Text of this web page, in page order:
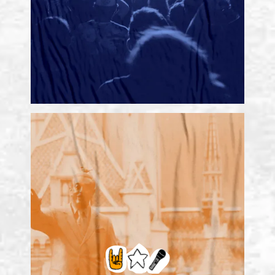
Generamos
experiencias
transformadoras
a través de viajes educativos
de corta
duración (menos de una semana).
¡PREPARATE PARA